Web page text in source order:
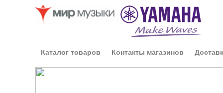
Каталог товаров Контакты магазинов